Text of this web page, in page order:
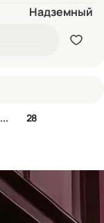
Надземный
... 28